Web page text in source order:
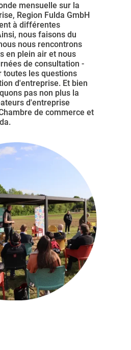
mensuelle sur la
Region Fulda GmbH
à différentes
nous faisons du
nous rencontrons
en plein air et nous
de consultation -
toutes les questions
d'entreprise. Et bien
pas non plus la
d'entreprise
de commerce et